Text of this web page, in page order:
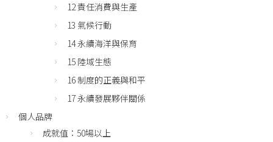
12 責任消費與生產
13 氣候行動
14 永續海洋與保育
15 陸域生態
16 制度的正義與和平
17 永續發展夥伴關係
個人品牌
成就值：50場以上